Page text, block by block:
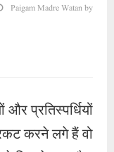
by
Paigam Madre Watan
और प्रतिस्पर्धियों
करने लगे हैं वो